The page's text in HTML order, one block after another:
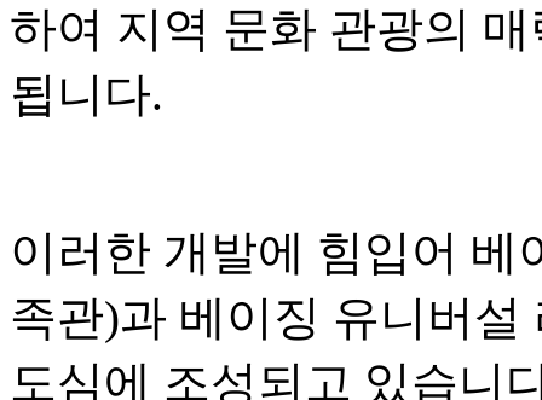
하여 지역 문화 관광의
됩니다.
이러한 개발에 힘입어 베
족관)과 베이징 유니버
도심에 조성되고 있습니